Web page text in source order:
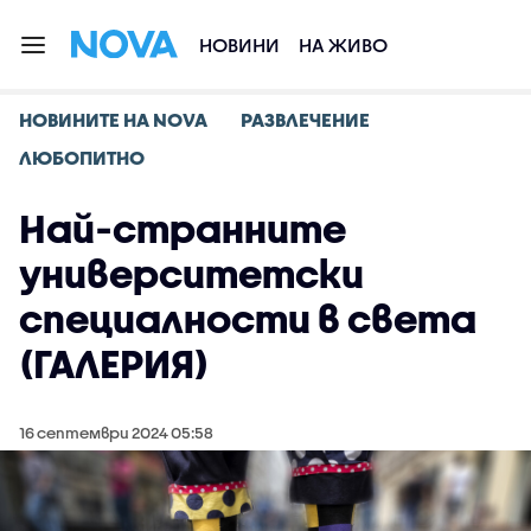
НОВИНИ НА ЖИВО
НОВИНИТЕ НА NOVA
РАЗВЛЕЧЕНИЕ
ЛЮБОПИТНО
Най-странните
университетски
специалности в света
(ГАЛЕРИЯ)
16 септември 2024 05:58